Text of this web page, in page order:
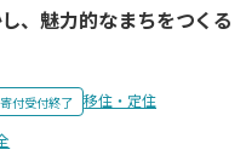
、魅力的なまちをつくる
寄付受付終了
移住・定住